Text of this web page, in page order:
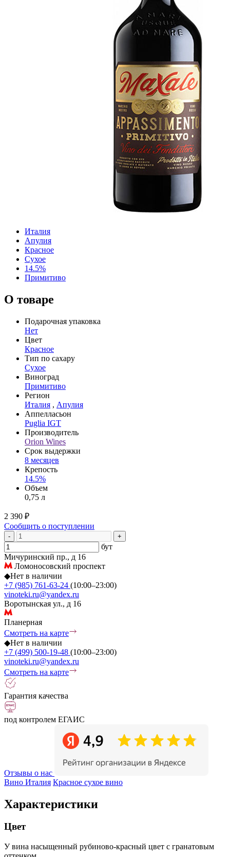
Италия
Апулия
Красное
Сухое
14.5%
Примитиво
О товаре
Подарочная упаковка
Нет
Цвет
Красное
Тип по сахару
Сухое
Виноград
Примитиво
Регион
Италия , Апулия
Аппелласьон
Puglia IGT
Производитель
Orion Wines
Срок выдержки
8 месяцев
Крепость
14.5%
Объем
0,75 л
2 390 ₽
Сообщить о поступлении
- +
бут
Мичуринский пр., д 16
Ломоносовский проспект
◆Нет в наличии
+7 (985) 761-63-24 (10:00–23:00)
vinoteki.ru@yandex.ru
Воротынская ул., д 16
Планерная
Смотреть на карте
◆Нет в наличии
+7 (499) 500-19-48 (10:00–23:00)
vinoteki.ru@yandex.ru
Смотреть на карте
Гарантия качества
под контролем ЕГАИС
Отзывы о нас
Вино Италия Красное сухое вино
Характеристики
Цвет
У вина насыщенный рубиново-красный цвет с гранатовым